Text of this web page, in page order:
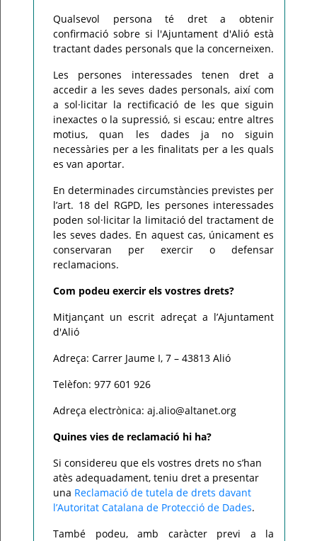
Qualsevol persona té dret a obtenir
confirmació sobre si l'Ajuntament d'Alió està
tractant dades personals que la concerneixen.
Les persones interessades tenen dret a
accedir a les seves dades personals, així com
a sol·licitar la rectificació de les que siguin
inexactes o la supressió, si escau; entre altres
motius, quan les dades ja no siguin
necessàries per a les finalitats per a les quals
es van aportar.
En determinades circumstàncies previstes per
l’art. 18 del RGPD, les persones interessades
poden sol·licitar la limitació del tractament de
les seves dades. En aquest cas, únicament es
conservaran per exercir o defensar
reclamacions.
Com podeu exercir els vostres drets?
Mitjançant un escrit adreçat a l’Ajuntament
d'Alió
Adreça: Carrer Jaume I, 7 – 43813 Alió
Telèfon: 977 601 926
Adreça electrònica: aj.alio@altanet.org
Quines vies de reclamació hi ha?
Si considereu que els vostres drets no s’han
atès adequadament, teniu dret a presentar
una Reclamació de tutela de drets davant
l’Autoritat Catalana de Protecció de Dades.
També podeu, amb caràcter previ a la